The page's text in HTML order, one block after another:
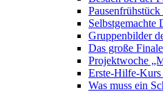
Pausenfrühstück
Selbstgemachte
Gruppenbilder
Das große
Projektwoche
Erste-Hilfe-Kurs
Was muss ein